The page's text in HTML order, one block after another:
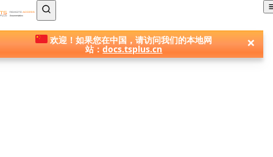
TSplus 文档 ®
欢迎！如果您在中国，请访问我们的本地网
站：docs.tsplus.cn ×